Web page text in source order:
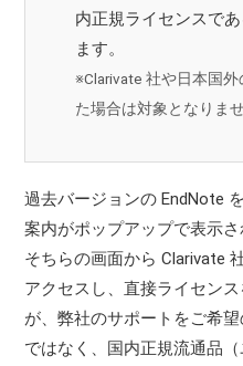
内正規ライセンスで
ます。
※Clarivate 社や日本国
た場合は対象となりませ
過去バージョンの EndNote
案内がポップアップで表示さ
そちらの画面から Clarivate
アクセスし、直接ライセン
が、弊社のサポートをご希
ではなく、国内正規流通品